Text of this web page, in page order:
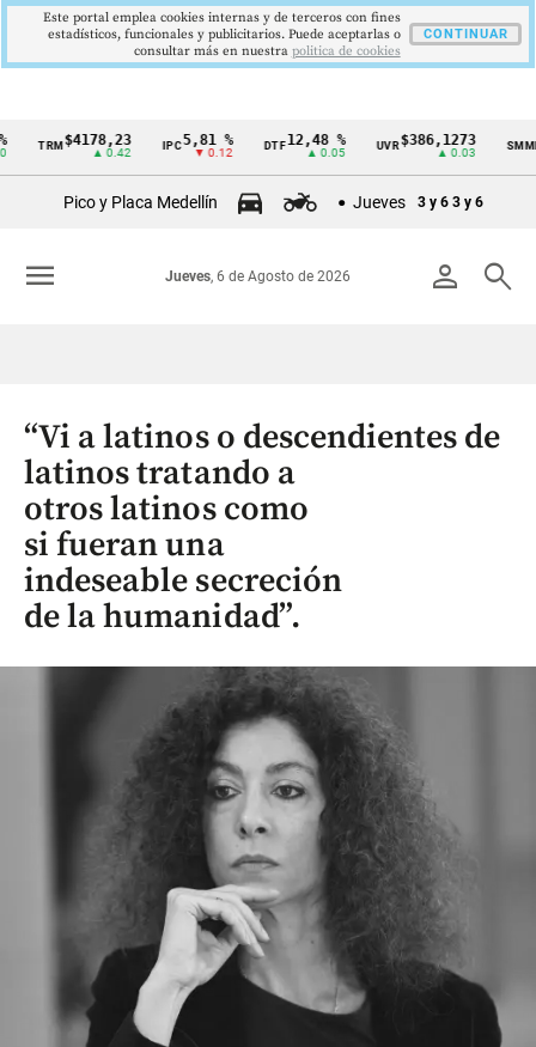
Cintillo
Colombia
TRM$4178,23
▲ 0.42
5,81 %
▼ 0.12
DTF12,48 %
▲ 0.05
UVR$386,1273
▲ 0.03
SMMLV
Pico y Placa Medellín Jueves 3 y 6 3 y 6
person search
Jueves, 6 de Agosto de 2026
menu
“Vi a latinos o descendientes de
latinos tratando a
otros latinos como
si fueran una
indeseable secreción
de la humanidad”.
Este portal emplea cookies internas y de terceros con fines
estadísticos, funcionales y publicitarios. Puede aceptarlas o
consultar más en nuestra politica de cookies
CONTINUAR